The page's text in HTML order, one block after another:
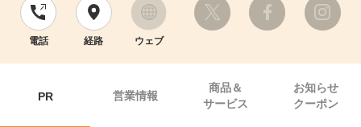
電話 経路 ウェブ
PR 営業情報
商品＆
サービス
お知らせ
クーポン